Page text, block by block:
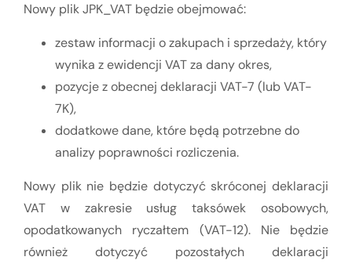
Nowy plik JPK_VAT będzie obejmować:
zestaw informacji o zakupach i sprzedaży, który
wynika z ewidencji VAT za dany okres,
pozycje z obecnej deklaracji VAT-7 (lub VAT-
7K),
dodatkowe dane, które będą potrzebne do
analizy poprawności rozliczenia.
Nowy plik nie będzie dotyczyć skróconej deklaracji
VAT w zakresie usług taksówek osobowych,
opodatkowanych ryczałtem (VAT-12). Nie będzie
również dotyczyć pozostałych deklaracji